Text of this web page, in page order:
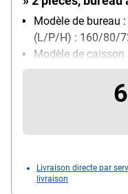
Modèle de bureau
(L/P/H) : 160/80/
Modèle de
verrouillable, avec
autonome amortie
(L/P/H) : 43/55/59
Livraison directe par
livraison